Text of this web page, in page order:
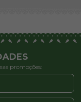
2,95
promoções: